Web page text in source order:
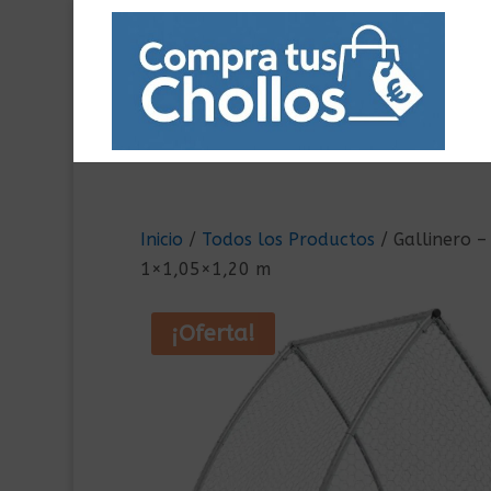
Inicio / Todos los Productos / Gallinero –
1×1,05×1,20 m
¡Oferta!